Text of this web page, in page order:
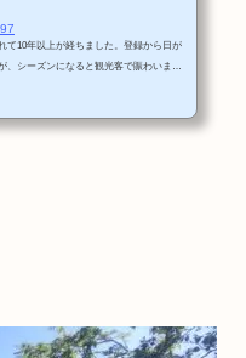
て10年以上が経ちました。登録から日が
、シーズンになると観光客で賑わいま
年始開館時間4月20日～10月20日 8:00～1